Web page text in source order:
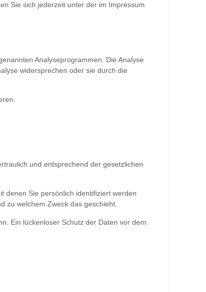
Sie sich jederzeit unter der im Impressum
Analyseprogrammen. Die Analyse
widersprechen oder sie durch die
und entsprechend der gesetzlichen
denen Sie persönlich identifiziert werden
zu welchem Zweck das geschieht.
Ein lückenloser Schutz der Daten vor dem